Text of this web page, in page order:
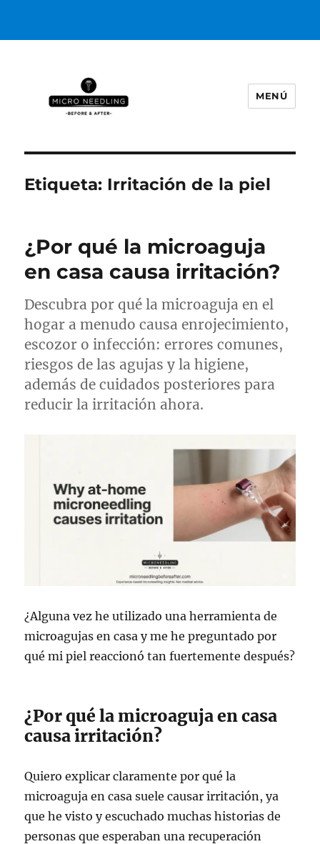
MENÚ
Etiqueta: Irritación de la piel
¿Por qué la microaguja
en casa causa irritación?
Descubra por qué la microaguja en el
hogar a menudo causa enrojecimiento,
escozor o infección: errores comunes,
riesgos de las agujas y la higiene,
además de cuidados posteriores para
reducir la irritación ahora.
¿Alguna vez he utilizado una herramienta de
microagujas en casa y me he preguntado por
qué mi piel reaccionó tan fuertemente después?
¿Por qué la microaguja en casa
causa irritación?
Quiero explicar claramente por qué la
microaguja en casa suele causar irritación, ya
que he visto y escuchado muchas historias de
personas que esperaban una recuperación